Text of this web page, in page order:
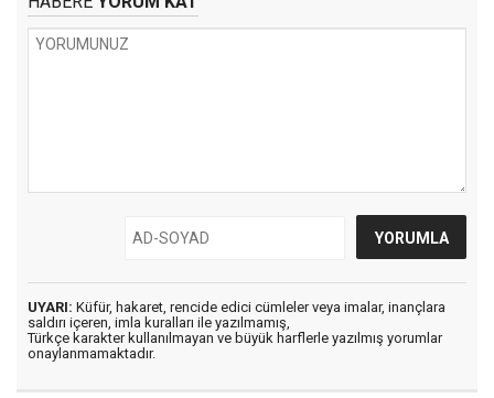
UYARI: Küfür, hakaret, rencide edici cümleler veya imalar, inançlara
saldırı içeren, imla kuralları ile yazılmamış,
Türkçe karakter kullanılmayan ve büyük harflerle yazılmış yorumlar
onaylanmamaktadır.